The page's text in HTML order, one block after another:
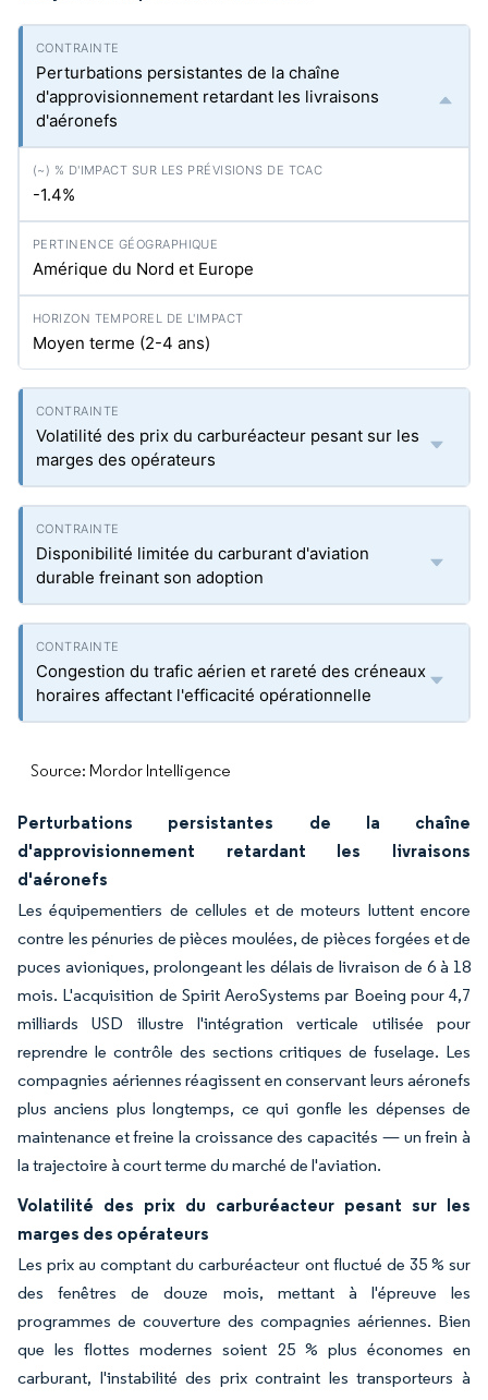
Perturbations persistantes de la chaîne
d'approvisionnement retardant les livraisons
d'aéronefs
-1.4%
Amérique du Nord et Europe
Moyen terme (2-4 ans)
Volatilité des prix du carburéacteur pesant sur les
marges des opérateurs
Disponibilité limitée du carburant d'aviation
durable freinant son adoption
Congestion du trafic aérien et rareté des créneaux
horaires affectant l'efficacité opérationnelle
Source: Mordor Intelligence
Perturbations persistantes de la chaîne
d'approvisionnement retardant les livraisons
d'aéronefs
Les équipementiers de cellules et de moteurs luttent encore
contre les pénuries de pièces moulées, de pièces forgées et de
puces avioniques, prolongeant les délais de livraison de 6 à 18
mois. L'acquisition de Spirit AeroSystems par Boeing pour 4,7
milliards USD illustre l'intégration verticale utilisée pour
reprendre le contrôle des sections critiques de fuselage. Les
compagnies aériennes réagissent en conservant leurs aéronefs
plus anciens plus longtemps, ce qui gonfle les dépenses de
maintenance et freine la croissance des capacités — un frein à
la trajectoire à court terme du marché de l'aviation.
Volatilité des prix du carburéacteur pesant sur les
marges des opérateurs
Les prix au comptant du carburéacteur ont fluctué de 35 % sur
des fenêtres de douze mois, mettant à l'épreuve les
programmes de couverture des compagnies aériennes. Bien
que les flottes modernes soient 25 % plus économes en
carburant, l'instabilité des prix contraint les transporteurs à